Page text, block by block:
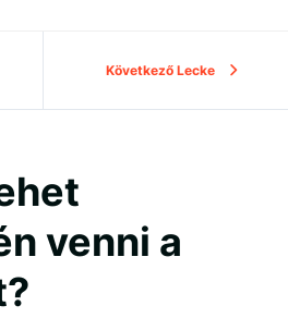
Következő Lecke
venni a